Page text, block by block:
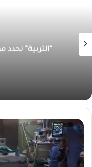
الأردن يراقب
يؤكد ضرورة